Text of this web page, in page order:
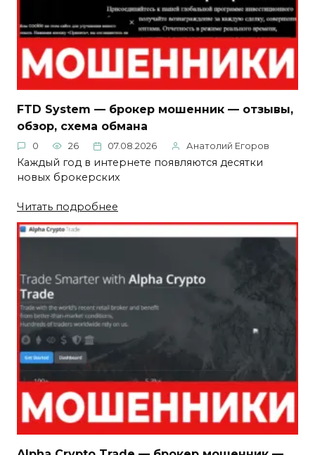
FTD System — брокер мошенник — отзывы,
обзор, схема обмана
0 26 07.08.2026 Анатолий Егоров
Каждый год в интернете появляются десятки
новых брокерских
Читать подробнее